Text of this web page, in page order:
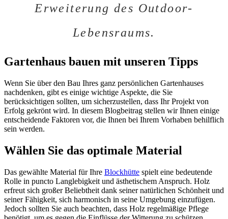
Erweiterung des Outdoor-
Lebensraums.
Gartenhaus bauen mit unseren Tipps
Wenn Sie über den Bau Ihres ganz persönlichen Gartenhauses
nachdenken, gibt es einige wichtige Aspekte, die Sie
berücksichtigen sollten, um sicherzustellen, dass Ihr Projekt von
Erfolg gekrönt wird. In diesem Blogbeitrag stellen wir Ihnen einige
entscheidende Faktoren vor, die Ihnen bei Ihrem Vorhaben behilflich
sein werden.
Wählen Sie das optimale Material
Das gewählte Material für Ihre Blockhütte spielt eine bedeutende
Rolle in puncto Langlebigkeit und ästhetischem Anspruch. Holz
erfreut sich großer Beliebtheit dank seiner natürlichen Schönheit und
seiner Fähigkeit, sich harmonisch in seine Umgebung einzufügen.
Jedoch sollten Sie auch beachten, dass Holz regelmäßige Pflege